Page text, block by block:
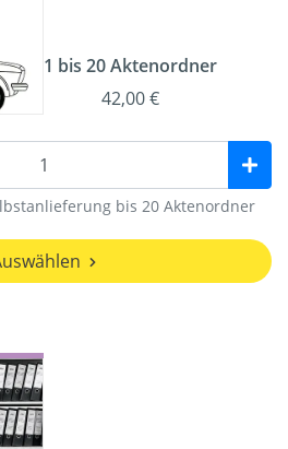
1 bis 20 Aktenordner
42,00 €
bis 20 Aktenordner